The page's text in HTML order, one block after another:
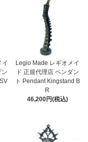
イ
ン
Legio Made レギオメイ
ド 正規代理店 ペンダン
ト Pendant Kingstand B
R
46,200円(税込)